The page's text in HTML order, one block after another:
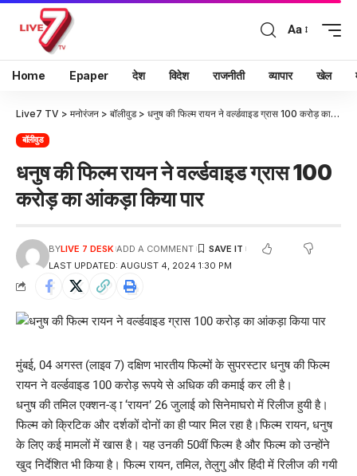
Aa
Home Epaper देश विदेश राजनीती व्यापार खेल
Live7 TV > मनोरंजन > बॉलीवुड> धनुष की फिल्म रायन ने वर्ल्डवाइड ग्रास 100 करोड़ का आंकड़ा किया पार
बॉलीवुड
धनुष की फिल्म रायन ने वर्ल्डवाइड ग्रास 100
करोड़ का आंकड़ा किया पार
LAST UPDATED: AUGUST 4, 2024 1:30 PM
BYLIVE 7 DESK ADD A COMMENT
मुंबई, 04 अगस्त (लाइव 7) दक्षिण भारतीय फिल्मों के सुपरस्टार धनुष की फिल्म
रायन ने वर्ल्डवाइड 100 करोड़ रूपये से अधिक की कमाई कर ली है।
धनुष की तमिल एक्शन-ड् ा ‘रायन’ 26 जुलाई को सिनेमाघरो में रिलीज हुयी है।
फिल्म को क्रिटिक और दर्शकों दोनों का ही प्यार मिल रहा है।फिल्म रायन, धनुष
के लिए कई मामलों में खास है। यह उनकी 50वीं फिल्म है और फिल्म को उन्होंने
खुद निर्देशित भी किया है। फिल्म रायन, तमिल, तेलुगु और हिंदी में रिलीज की गयी